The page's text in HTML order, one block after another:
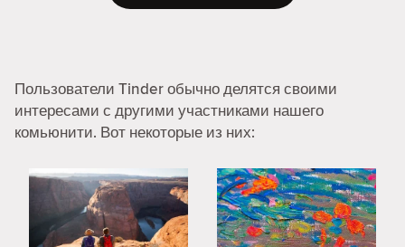
Пользователи Tinder обычно делятся своими
интересами с другими участниками нашего
комьюнити. Вот некоторые из них: